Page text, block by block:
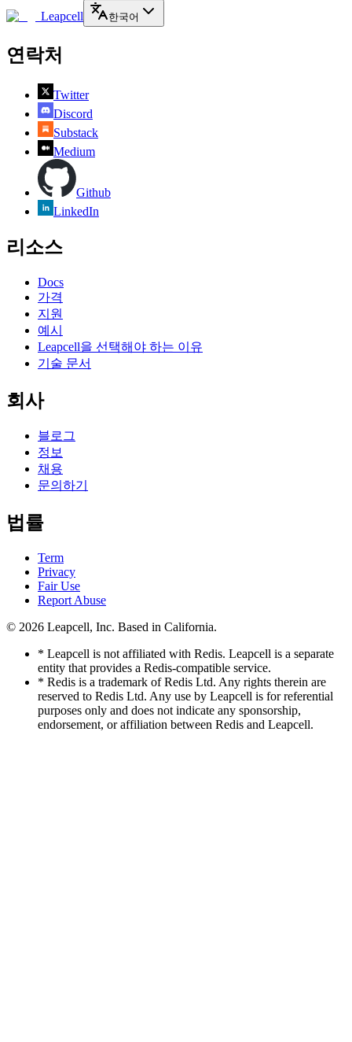
Leapcell 한국어
연락처
Twitter
Discord
Substack
Medium
Github
LinkedIn
리소스
Docs
가격
지원
예시
Leapcell을 선택해야 하는 이유
기술 문서
회사
블로그
정보
채용
문의하기
법률
Term
Privacy
Fair Use
Report Abuse
© 2026 Leapcell, Inc. Based in California.
* Leapcell is not affiliated with Redis. Leapcell is a separate
entity that provides a Redis-compatible service.
* Redis is a trademark of Redis Ltd. Any rights therein are
reserved to Redis Ltd. Any use by Leapcell is for referential
purposes only and does not indicate any sponsorship,
endorsement, or affiliation between Redis and Leapcell.